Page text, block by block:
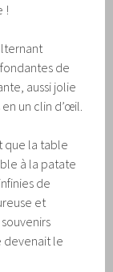
!
de
aussi jolie
un clin d’œil.
que la table
à la patate
de
et
devenait le